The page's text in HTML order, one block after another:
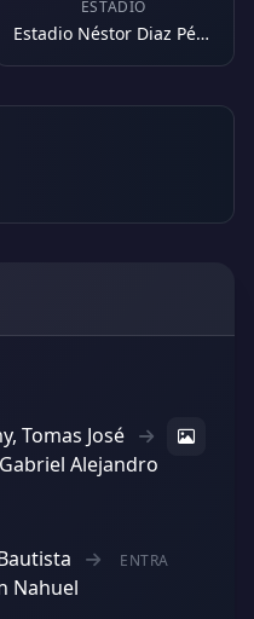
ESTADIO
Estadio Néstor Diaz Pérez (Argentina)
Tomas José
Alejandro
ENTRA
Nahuel